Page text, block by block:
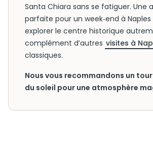
Santa Chiara sans se fatiguer. Une
parfaite pour un week‑end à
explorer le centre historique
complément d’autres visites à
classiques.
Nous vous recommandons un
du soleil pour une atmosphère